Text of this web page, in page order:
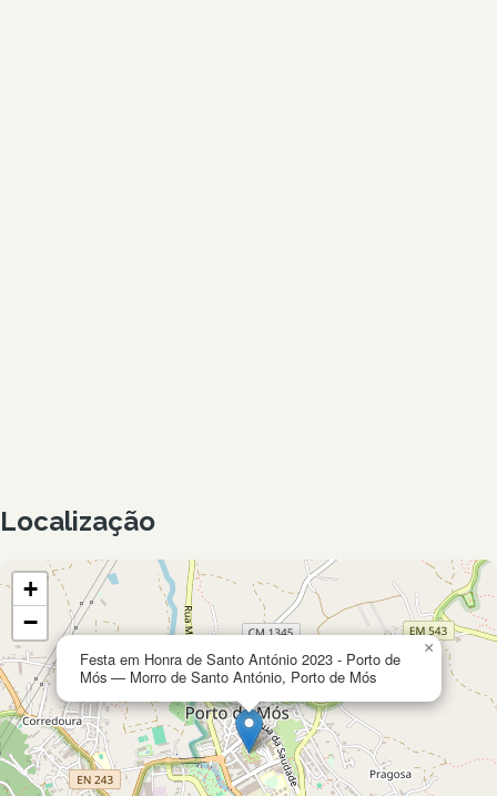
Localização
Festa em Honra de Santo António 2023 - Porto de
Mós — Morro de Santo António, Porto de Mós
×
+
−